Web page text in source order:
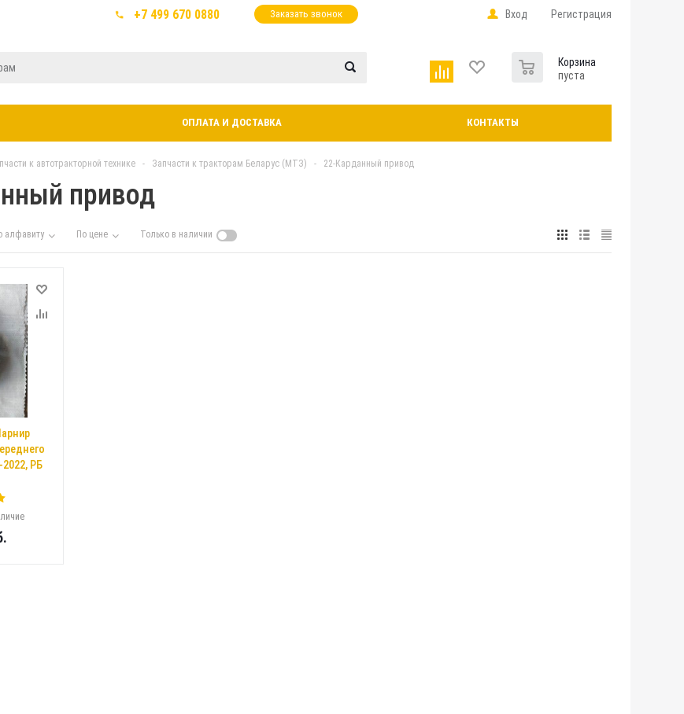
+7 499 670 0880 Заказать звонок Вход Регистрация
Корзина
пуста
ОПЛАТА И ДОСТАВКА КОНТАКТЫ
к автотракторной технике - Запчасти к тракторам Беларус (МТЗ) - 22-Карданный привод
привод
алфавиту По цене Только в наличии
РБ